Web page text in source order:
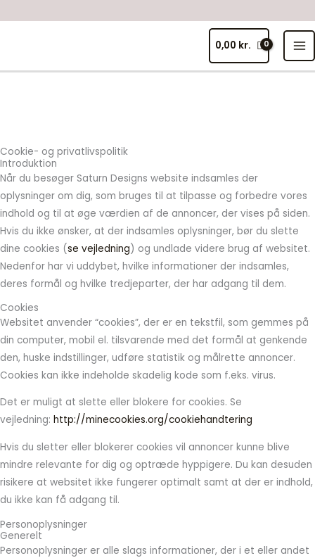
til
0,00 kr.
Cookie- og privatlivspolitik
Introduktion
Når du besøger Saturn Designs website indsamles der
oplysninger om dig, som bruges til at tilpasse og forbedre vores
indhold og til at øge værdien af de annoncer, der vises på siden.
Hvis du ikke ønsker, at der indsamles oplysninger, bør du slette
dine cookies (se vejledning) og undlade videre brug af websitet.
Nedenfor har vi uddybet, hvilke informationer der indsamles,
deres formål og hvilke tredjeparter, der har adgang til dem.
Cookies
Websitet anvender “cookies”, der er en tekstfil, som gemmes på
din computer, mobil el. tilsvarende med det formål at genkende
den, huske indstillinger, udføre statistik og målrette annoncer.
Cookies kan ikke indeholde skadelig kode som f.eks. virus.
Det er muligt at slette eller blokere for cookies. Se
vejledning: http://minecookies.org/cookiehandtering
Hvis du sletter eller blokerer cookies vil annoncer kunne blive
mindre relevante for dig og optræde hyppigere. Du kan desuden
risikere at websitet ikke fungerer optimalt samt at der er indhold,
du ikke kan få adgang til.
Personoplysninger
Generelt
Personoplysninger er alle slags informationer, der i et eller andet